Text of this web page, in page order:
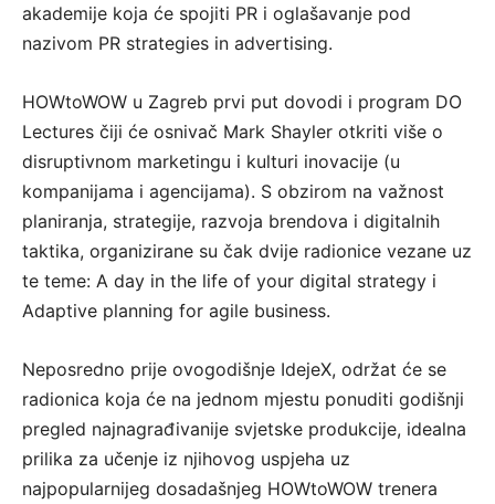
akademije koja će spojiti PR i oglašavanje pod
nazivom PR strategies in advertising.
HOWtoWOW u Zagreb prvi put dovodi i program DO
Lectures čiji će osnivač Mark Shayler otkriti više o
disruptivnom marketingu i kulturi inovacije (u
kompanijama i agencijama). S obzirom na važnost
planiranja, strategije, razvoja brendova i digitalnih
taktika, organizirane su čak dvije radionice vezane uz
te teme: A day in the life of your digital strategy i
Adaptive planning for agile business.
Neposredno prije ovogodišnje IdejeX, održat će se
radionica koja će na jednom mjestu ponuditi godišnji
pregled najnagrađivanije svjetske produkcije, idealna
prilika za učenje iz njihovog uspjeha uz
najpopularnijeg dosadašnjeg HOWtoWOW trenera